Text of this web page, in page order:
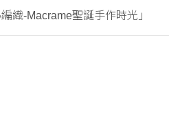
織-Macrame聖誕手作時光」